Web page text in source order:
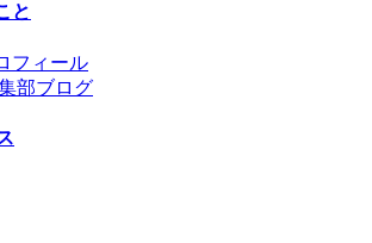
と
フィール
部ブログ